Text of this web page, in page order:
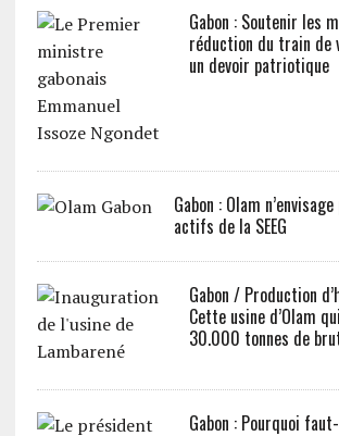
Gabon : Soutenir les
réduction du train de
un devoir patriotique
Gabon : Olam
actifs de la SEEG
Gabon / Production
Cette usine d’Olam
30.000 tonnes de
Gabon : Pourquoi